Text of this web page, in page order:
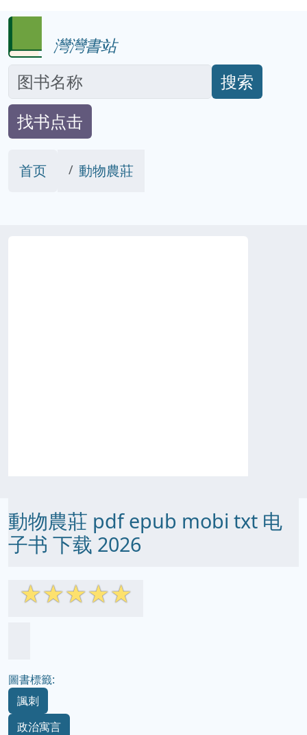
灣灣書站
搜索
找书点击
首页 動物農莊
動物農莊 pdf epub mobi txt 电
子书 下载 2026
☆☆☆☆☆
圖書標籤:
諷刺
政治寓言